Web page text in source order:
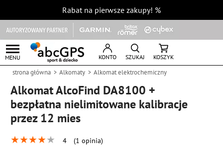
Rabat na pierwsze zakupy! %
MENU KONTO SZUKAJ KOSZYK
strona główna Alkomaty Alkomat elektrochemiczny
Alkomat AlcoFind DA8100 +
bezpłatna nielimitowane kalibracje
przez 12 mies
★★★★★ 4 (1 opinia)